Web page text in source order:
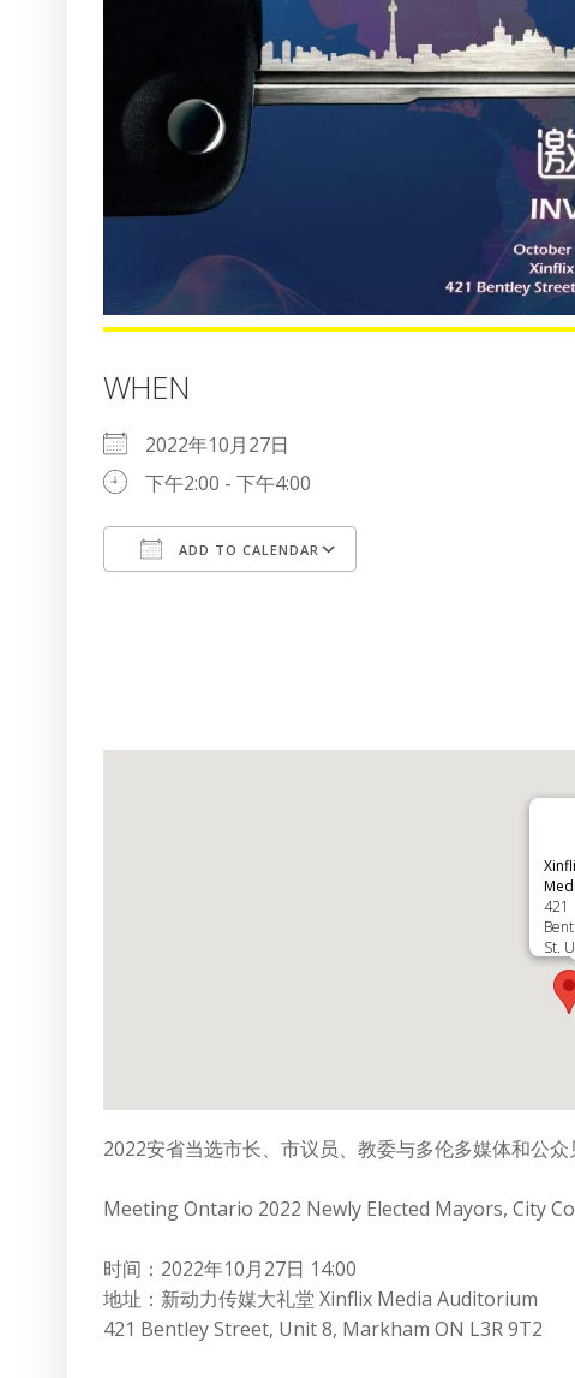
WHEN
2022年10月27日
下午2:00 - 下午4:00
ADD TO CALENDAR
421
St.
ON
9T2 -
2022安省当选市长、市议员、教委与多伦多媒体和公众
Meeting Ontario 2022 Newly Elected Mayors, City
时间：2022年10月27日 14:00
地址：新动力传媒大礼堂 Xinflix Media Auditorium
421 Bentley Street, Unit 8, Markham ON L3R 9T2